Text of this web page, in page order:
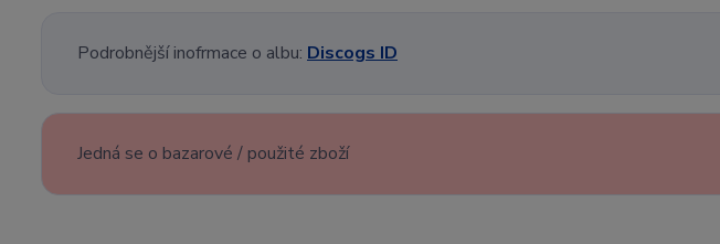
Podrobnější inofrmace o albu: Discogs ID
Jedná se o bazarové / použité zboží